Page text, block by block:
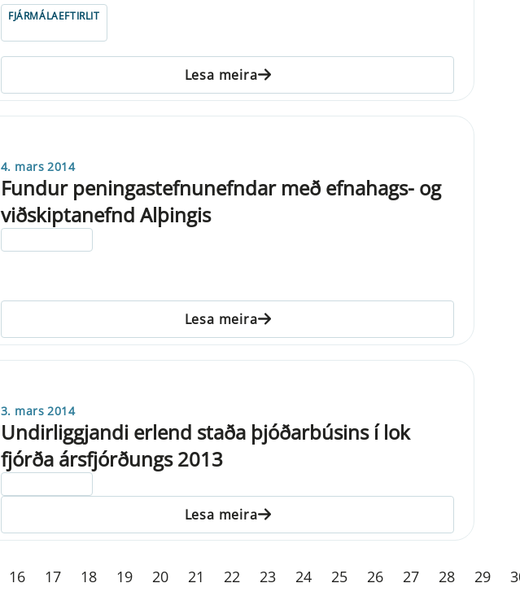
FJÁRMÁLAEFTIRLIT
Lesa meira
4. mars 2014
Fundur peningastefnunefndar með efnahags- og
viðskiptanefnd Alþingis
Lesa meira
3. mars 2014
Undirliggjandi erlend staða þjóðarbúsins í lok
fjórða ársfjórðungs 2013
Lesa meira
16 17 18 19 20 21 22 23 24 25 26 27 28 29